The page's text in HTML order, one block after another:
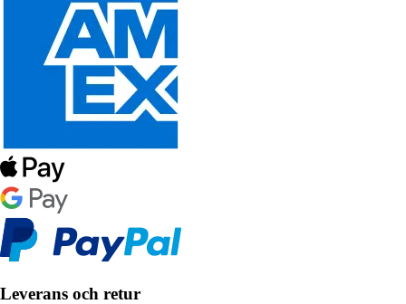
Leverans och retur